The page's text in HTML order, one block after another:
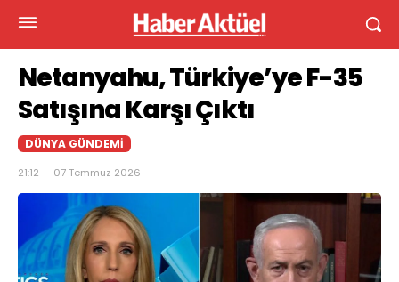
Netanyahu, Türkiye’ye F-35
Satışına Karşı Çıktı
DÜNYA GÜNDEMI
21:12 — 07 Temmuz 2026